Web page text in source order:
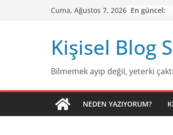
Cuma, Ağustos 7, 2026 En güncel:
Kişisel Blog
Bilmemek ayıp değiI, yeterki
NEDEN YAZIYORUM?